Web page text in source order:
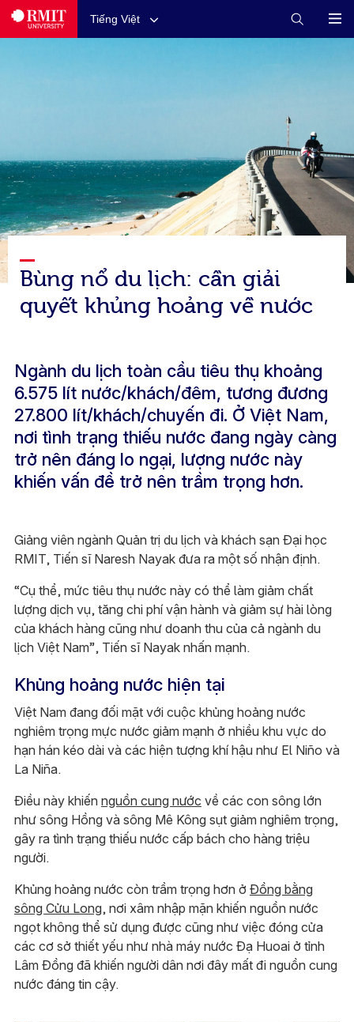
Tiếng Việt
Bùng nổ du lịch: cần giải
quyết khủng hoảng về nước
Ngành du lịch toàn cầu tiêu thụ khoảng
6.575 lít nước/khách/đêm, tương đương
27.800 lít/khách/chuyến đi. Ở Việt Nam,
nơi tình trạng thiếu nước đang ngày càng
trở nên đáng lo ngại, lượng nước này
khiến vấn đề trở nên trầm trọng hơn.
Giảng viên ngành Quản trị du lịch và khách sạn Đại học
RMIT, Tiến sĩ Naresh Nayak đưa ra một số nhận định.
“Cụ thể, mức tiêu thụ nước này có thể làm giảm chất
lượng dịch vụ, tăng chi phí vận hành và giảm sự hài lòng
của khách hàng cũng như doanh thu của cả ngành du
lịch Việt Nam”, Tiến sĩ Nayak nhấn mạnh.
Khủng hoảng nước hiện tại
Việt Nam đang đối mặt với cuộc khủng hoảng nước
nghiêm trọng mực nước giảm mạnh ở nhiều khu vực do
hạn hán kéo dài và các hiện tượng khí hậu như El Niño và
La Niña.
Điều này khiến nguồn cung nước về các con sông lớn
như sông Hồng và sông Mê Kông sụt giảm nghiêm trọng,
gây ra tình trạng thiếu nước cấp bách cho hàng triệu
người.
Khủng hoảng nước còn trầm trọng hơn ở Đồng bằng
sông Cửu Long, nơi xâm nhập mặn khiến nguồn nước
ngọt không thể sử dụng được cũng như việc đóng cửa
các cơ sở thiết yếu như nhà máy nước Đạ Huoai ở tỉnh
Lâm Đồng đã khiến người dân nơi đây mất đi nguồn cung
nước đáng tin cậy.